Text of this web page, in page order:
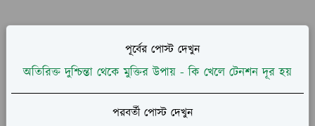
পূর্বের পোস্ট দেখুন
অতিরিক্ত দুশ্চিন্তা থেকে মুক্তির উপায় - কি খেলে টেনশন দূর হয়
পরবর্তী পোস্ট দেখুন